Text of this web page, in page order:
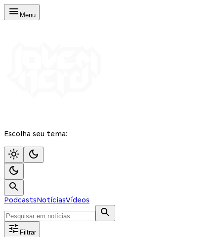
Menu
Escolha seu tema:
PodcastsNotíciasVídeos
Filtrar